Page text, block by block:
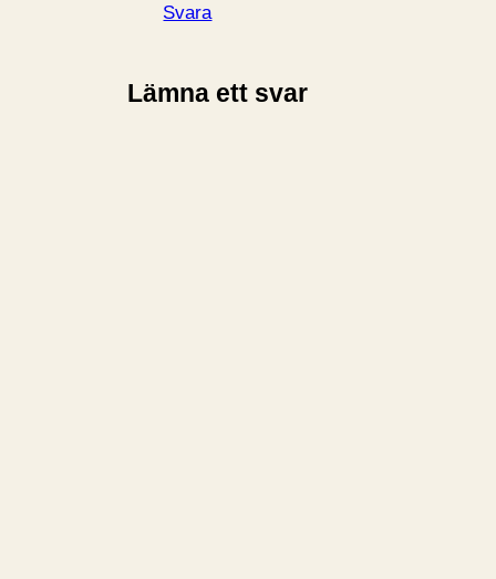
Svara
Lämna ett svar